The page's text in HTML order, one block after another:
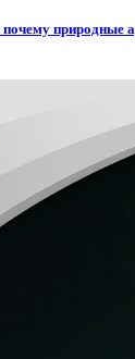
природные